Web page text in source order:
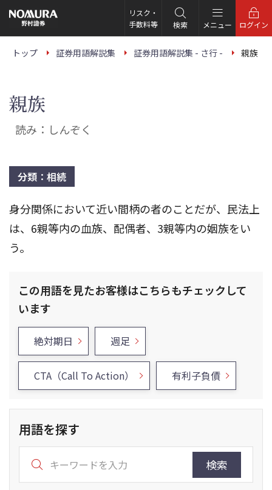
の
ー
リスク・
手数料等
検索 メニュー ログイン
トップ 証券用語解説集 証券用語解説集 - さ行 - 親族
親族
読み：しんぞく
分類：相続
身分関係において近い間柄の者のことだが、民法上
は、6親等内の血族、配偶者、3親等内の姻族をい
う。
この用語を見たお客様はこちらもチェックして
います
絶対期日 週足
CTA（Call To Action） 有利子負債
用語を探す
検索